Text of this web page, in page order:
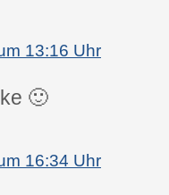
13:16 Uhr
🙂
16:34 Uhr